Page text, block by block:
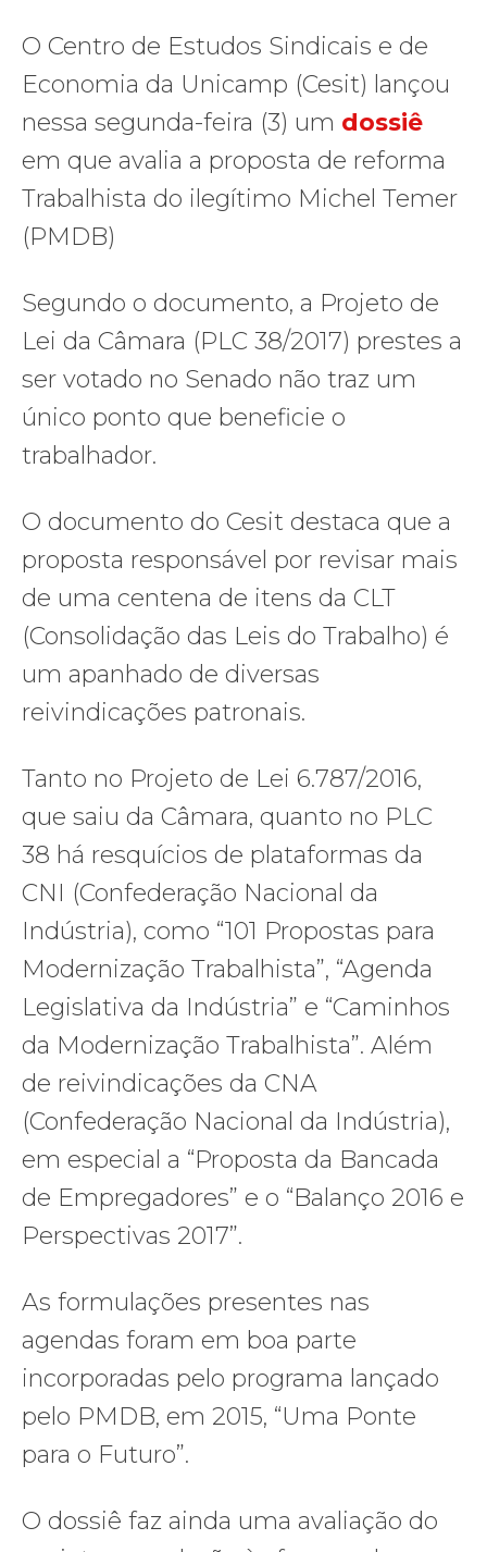
O Centro de Estudos Sindicais e de
Economia da Unicamp (Cesit) lançou
nessa segunda-feira (3) um dossiê
em que avalia a proposta de reforma
Trabalhista do ilegítimo Michel Temer
(PMDB)
Segundo o documento, a Projeto de
Lei da Câmara (PLC 38/2017) prestes a
ser votado no Senado não traz um
único ponto que beneficie o
trabalhador.
O documento do Cesit destaca que a
proposta responsável por revisar mais
de uma centena de itens da CLT
(Consolidação das Leis do Trabalho) é
um apanhado de diversas
reivindicações patronais.
Tanto no Projeto de Lei 6.787/2016,
que saiu da Câmara, quanto no PLC
38 há resquícios de plataformas da
CNI (Confederação Nacional da
Indústria), como “101 Propostas para
Modernização Trabalhista”, “Agenda
Legislativa da Indústria” e “Caminhos
da Modernização Trabalhista”. Além
de reivindicações da CNA
(Confederação Nacional da Indústria),
em especial a “Proposta da Bancada
de Empregadores” e o “Balanço 2016 e
Perspectivas 2017”.
As formulações presentes nas
agendas foram em boa parte
incorporadas pelo programa lançado
pelo PMDB, em 2015, “Uma Ponte
para o Futuro”.
O dossiê faz ainda uma avaliação do